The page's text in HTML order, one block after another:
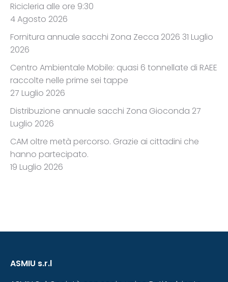
Ricicleria alle ore 9:30
4 Agosto 2026
Fornitura annuale sacchi Zona Zecca 2026 31 Luglio
2026
Centro Ambientale Mobile: quasi 6 tonnellate di RAEE
raccolte nelle prime sei tappe
27 Luglio 2026
Distribuzione annuale sacchi Zona Gioconda 27
Luglio 2026
CAM oltre metà percorso. Grazie ai cittadini che
hanno partecipato.
19 Luglio 2026
ASMIU s.r.l